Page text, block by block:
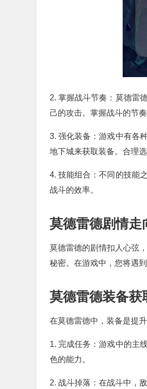
2. 掌握战斗节奏：莫德雷
己的攻击。掌握战斗的节
3. 强化装备：游戏中有各
地下城来获取装备。合理
4. 技能组合：不同的技能
战斗的效率。
莫德雷德剧情走
莫德雷德的剧情扣人心弦
秘密。在游戏中，您将遇
莫德雷德装备获
在莫德雷德中，装备是提
1. 完成任务：游戏中的主
色的能力。
2. 战斗掉落：在战斗中，